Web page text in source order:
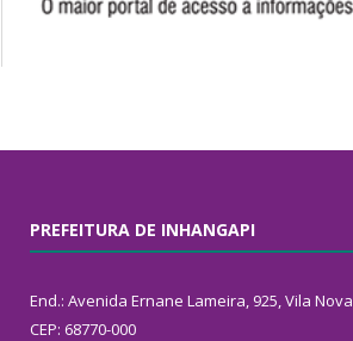
PREFEITURA DE INHANGAPI
End.: Avenida Ernane Lameira, 925, Vila Nova
CEP: 68770-000